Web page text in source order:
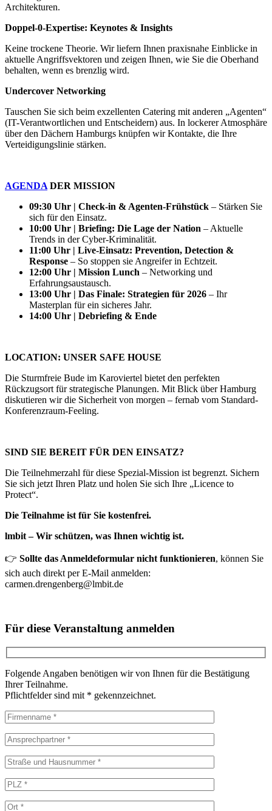
Architekturen.
Doppel-0-Expertise: Keynotes & Insights
Keine trockene Theorie. Wir liefern Ihnen praxisnahe Einblicke in
aktuelle Angriffsvektoren und zeigen Ihnen, wie Sie die Oberhand
behalten, wenn es brenzlig wird.
Undercover Networking
Tauschen Sie sich beim exzellenten Catering mit anderen „Agenten“
(IT-Verantwortlichen und Entscheidern) aus. In lockerer Atmosphäre
über den Dächern Hamburgs knüpfen wir Kontakte, die Ihre
Verteidigungslinie stärken.
AGENDA DER MISSION
09:30 Uhr | Check-in & Agenten-Frühstück – Stärken Sie
sich für den Einsatz.
10:00 Uhr | Briefing: Die Lage der Nation – Aktuelle
Trends in der Cyber-Kriminalität.
11:00 Uhr | Live-Einsatz: Prevention, Detection &
Response – So stoppen sie Angreifer in Echtzeit.
12:00 Uhr | Mission Lunch – Networking und
Erfahrungsaustausch.
13:00 Uhr | Das Finale: Strategien für 2026 – Ihr
Masterplan für ein sicheres Jahr.
14:00 Uhr | Debriefing & Ende
LOCATION: UNSER SAFE HOUSE
Die Sturmfreie Bude im Karoviertel bietet den perfekten
Rückzugsort für strategische Planungen. Mit Blick über Hamburg
diskutieren wir die Sicherheit von morgen – fernab vom Standard-
Konferenzraum-Feeling.
SIND SIE BEREIT FÜR DEN EINSATZ?
Die Teilnehmerzahl für diese Spezial-Mission ist begrenzt. Sichern
Sie sich jetzt Ihren Platz und holen Sie sich Ihre „Licence to
Protect“.
Die Teilnahme ist für Sie kostenfrei.
lmbit – Wir schützen, was Ihnen wichtig ist.
👉 Sollte das Anmeldeformular nicht funktionieren, können Sie
sich auch direkt per E-Mail anmelden:
carmen.drengenberg@lmbit.de
Für diese Veranstaltung anmelden
Folgende Angaben benötigen wir von Ihnen für die Bestätigung
Ihrer Teilnahme.
Pflichtfelder sind mit * gekennzeichnet.